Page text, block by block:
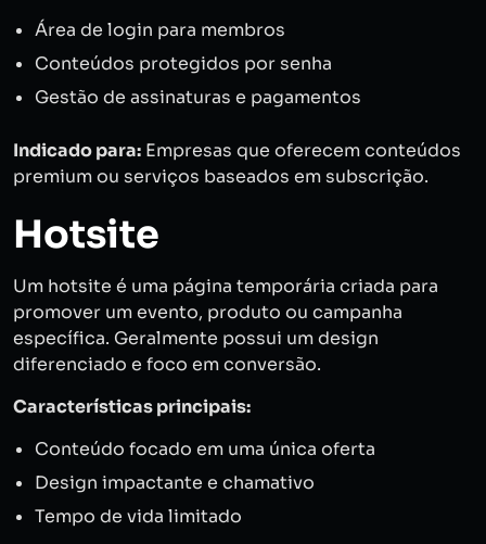
Área de login para membros
Conteúdos protegidos por senha
Gestão de assinaturas e pagamentos
Indicado para: Empresas que oferecem conteúdos
premium ou serviços baseados em subscrição.
Hotsite
Um hotsite é uma página temporária criada para
promover um evento, produto ou campanha
específica. Geralmente possui um design
diferenciado e foco em conversão.
Características principais:
Conteúdo focado em uma única oferta
Design impactante e chamativo
Tempo de vida limitado